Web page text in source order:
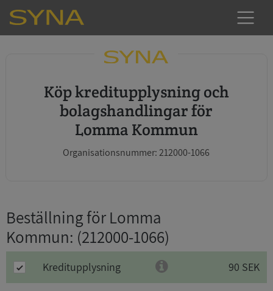
Köp kreditupplysning och
bolagshandlingar för
Lomma Kommun
Organisationsnummer: 212000-1066
Beställning för Lomma
Kommun: (212000-1066)
Kreditupplysning 90 SEK